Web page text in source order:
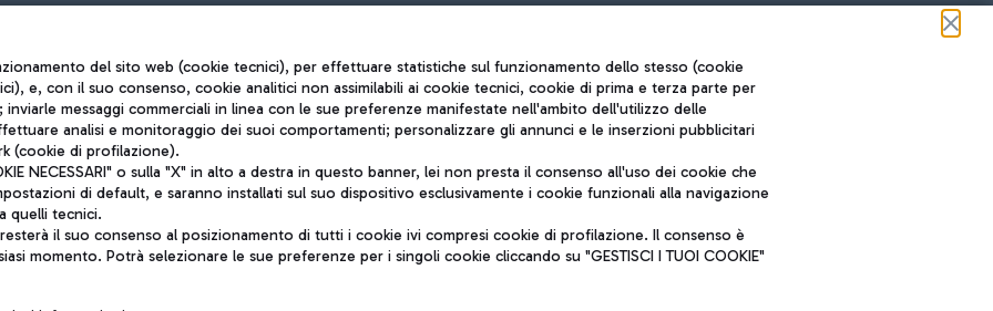
di Mundys S.p.A.
06 65951
Note legali
Mappa sito
Accessibilità
Roma FCO
L'aeroporto stellato
QUALITÀ SOSTENIBILITÀ INNOVAZIONE
del sito web (cookie tecnici), per effettuare statistiche sul funzionamento dello stesso (cookie
e, con il suo consenso, cookie analitici non assimilabili ai cookie tecnici, cookie di prima e terza parte per
messaggi commerciali in linea con le sue preferenze manifestate nell'ambito dell'utilizzo delle
analisi e monitoraggio dei suoi comportamenti; personalizzare gli annunci e le inserzioni pubblicitari
(cookie di profilazione).
NECESSARI" o sulla "X" in alto a destra in questo banner, lei non presta il consenso all'uso dei cookie che
di default, e saranno installati sul suo dispositivo esclusivamente i cookie funzionali alla navigazione
quelli tecnici.
presterà il suo consenso al posizionamento di tutti i cookie ivi compresi cookie di profilazione. Il consenso è
momento. Potrà selezionare le sue preferenze per i singoli cookie cliccando su "GESTISCI I TUOI COOKIE"